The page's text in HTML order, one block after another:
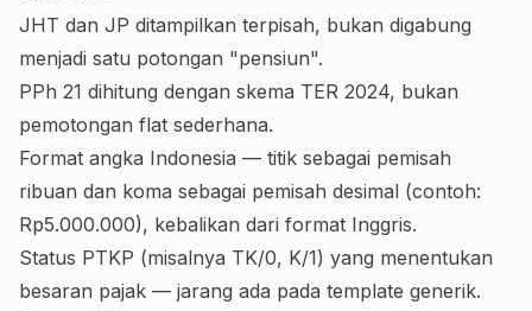
JHT dan JP ditampilkan terpisah, bukan digabung
menjadi satu potongan "pensiun".
PPh 21 dihitung dengan skema TER 2024, bukan
pemotongan flat sederhana.
Format angka Indonesia — titik sebagai pemisah
ribuan dan koma sebagai pemisah desimal (contoh:
Rp5.000.000), kebalikan dari format Inggris.
Status PTKP (misalnya TK/0, K/1) yang menentukan
besaran pajak — jarang ada pada template generik.